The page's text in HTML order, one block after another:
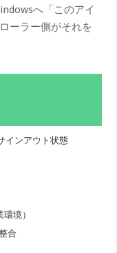
へ「このアイ
ーラー側がそれを
インアウト状態
境）
合